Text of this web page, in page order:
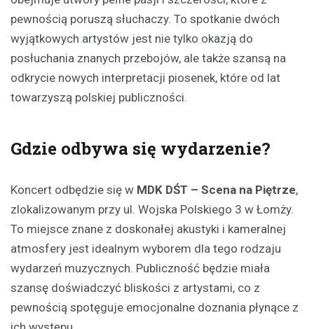
pewnością poruszą słuchaczy. To spotkanie dwóch
wyjątkowych artystów jest nie tylko okazją do
posłuchania znanych przebojów, ale także szansą na
odkrycie nowych interpretacji piosenek, które od lat
towarzyszą polskiej publiczności.
Gdzie odbywa się wydarzenie?
Koncert odbędzie się w MDK DŚT – Scena na Piętrze,
zlokalizowanym przy ul. Wojska Polskiego 3 w Łomży.
To miejsce znane z doskonałej akustyki i kameralnej
atmosfery jest idealnym wyborem dla tego rodzaju
wydarzeń muzycznych. Publiczność będzie miała
szansę doświadczyć bliskości z artystami, co z
pewnością spotęguje emocjonalne doznania płynące z